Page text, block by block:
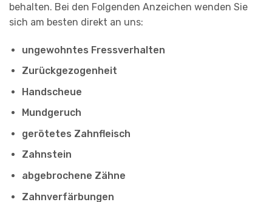
behalten. Bei den Folgenden Anzeichen wenden Sie
sich am besten direkt an uns:
ungewohntes Fressverhalten
Zurückgezogenheit
Handscheue
Mundgeruch
gerötetes Zahnfleisch
Zahnstein
abgebrochene Zähne
Zahnverfärbungen